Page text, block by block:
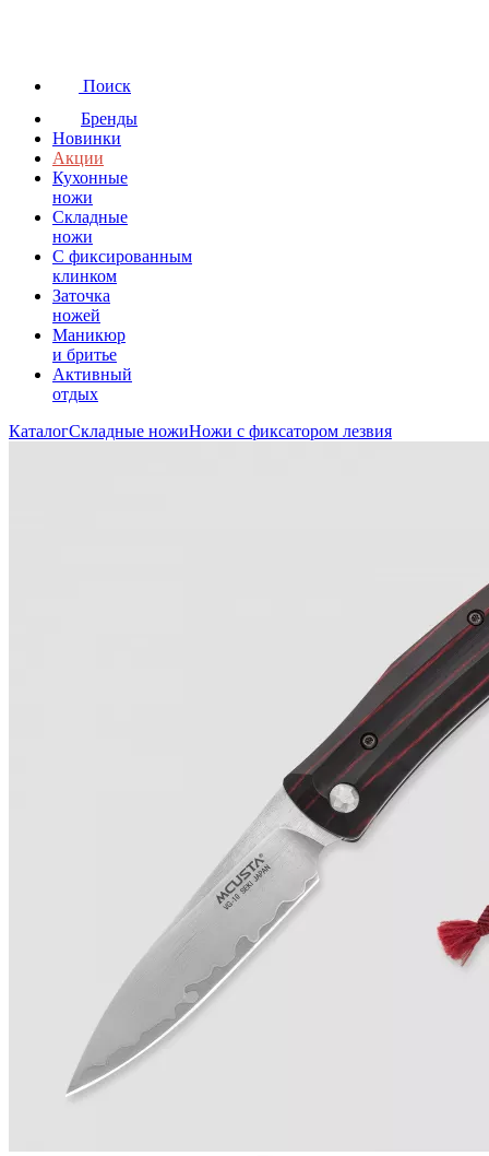
Поиск
Бренды
Новинки
Акции
Кухонные
ножи
Складные
ножи
C фиксированным
клинком
Заточка
ножей
Маникюр
и бритье
Активный
отдых
КаталогСкладные ножиНожи с фиксатором лезвия